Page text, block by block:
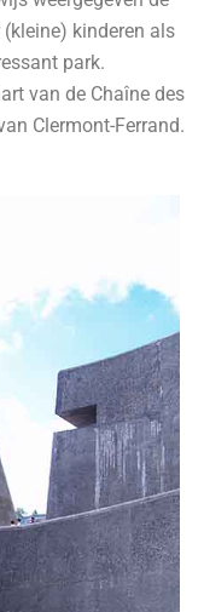
kinderen als
park.
van de Chaîne des
Clermont-Ferrand.